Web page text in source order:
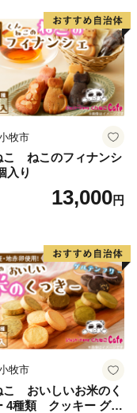
牧市
こ ねこのフィナンシ
入り
13,000円
牧市
こ おいしいお米のく
4種類 クッキー グル